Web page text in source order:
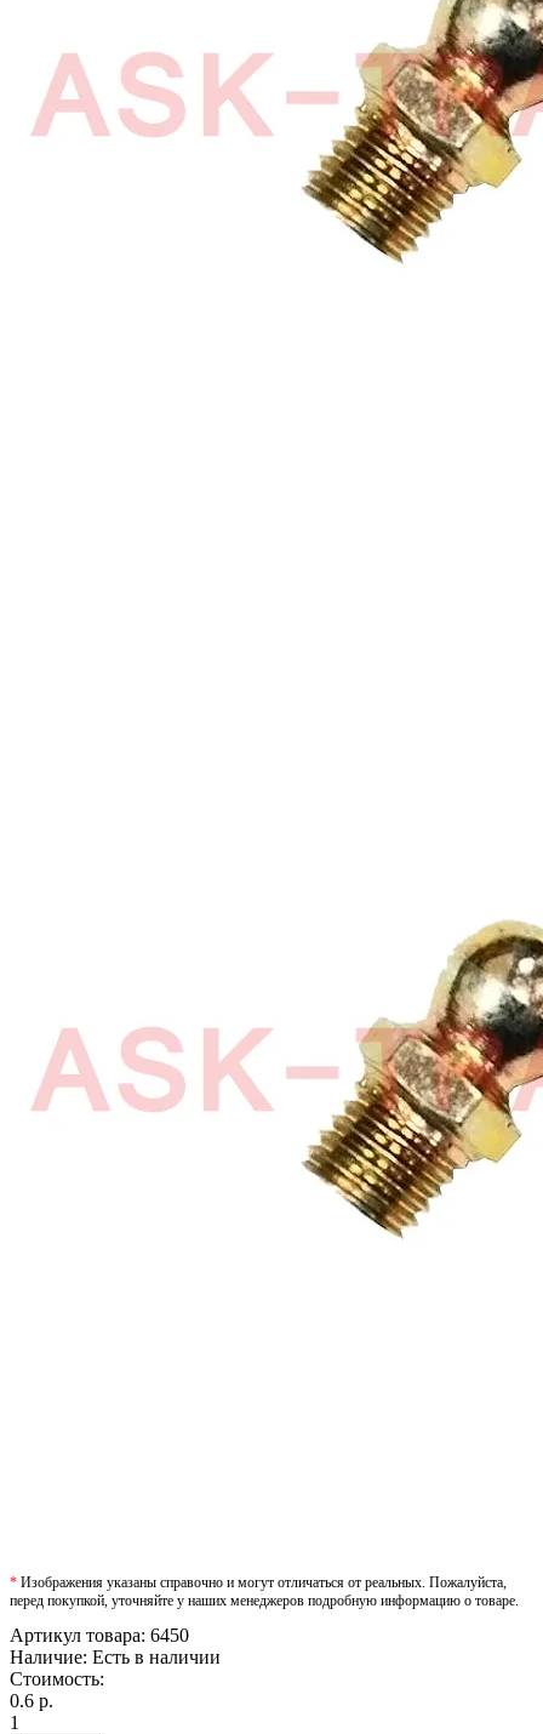
* Изображения указаны справочно и могут отличаться от реальных. Пожалуйста,
перед покупкой, уточняйте у наших менеджеров подробную информацию о товаре.
Артикул товара: 6450
Наличие: Есть в наличии
Стоимость:
0.6 р.
1